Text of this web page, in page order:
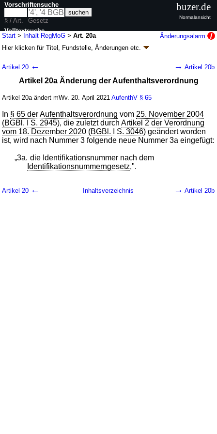
Start > Inhalt RegMoG >Art. 20a
Änderungsalarm
Hier klicken fürTitel, Fundstelle, Änderungen etc.
(RegMoG)
G. v. 28.03.2021BGBl. I S. 591, 2023 I Nr. 230, 293, 2024 I Nr. 292, 2025 I
23.10.2024BGBl. 2024 I Nr. 322
FNA: 210-9/1Pass-, Ausweis- und Meldewesen
36 Änderungen | Drucksachen / Entwurf / Begründung
|
wird in 27 Vorschriften zitiert
Artikel 20 ← → Artikel 20b
Artikel 20a Änderung der Aufenthaltsverordnung
Artikel 20a ändert mWv. 20. April 2021AufenthV § 65
In § 65 der Aufenthaltsverordnung vom 25. November 2004
(BGBl. I S. 2945), die zuletzt durchArtikel 2 der Verordnung
vom 18. Dezember 2020 (BGBl. I S. 3046) geändert worden
ist, wird nach Nummer 3 folgende neue Nummer 3a eingefügt:
„3a. die Identifikationsnummer nach dem
Identifikationsnummerngesetz,".
Artikel 20 ← Inhaltsverzeichnis → Artikel 20b
Vorschriftensuche
§ / Art.
Gesetz
Volltextsuche
nur in RegMoG
buzer.de
Normalansicht